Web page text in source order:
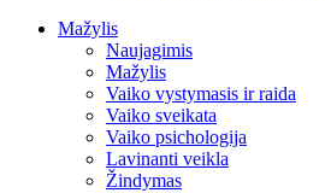
Mažylis
Naujagimis
Mažylis
Vaiko vystymasis ir raida
Vaiko sveikata
Vaiko psichologija
Lavinanti veikla
Žindymas